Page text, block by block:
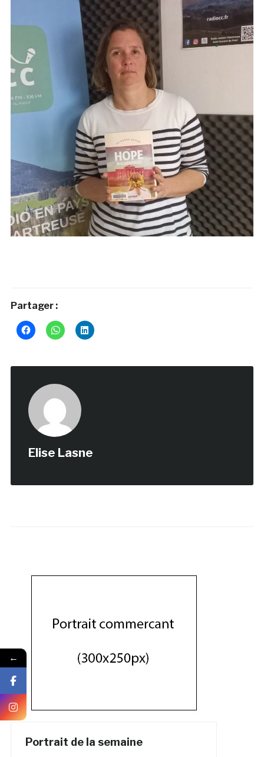
Partager :
Elise Lasne
Portrait de la semaine
←